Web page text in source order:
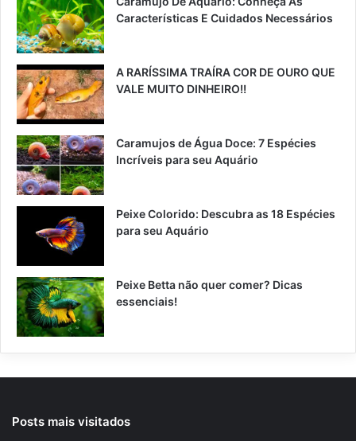
Características E Cuidados Necessários
A RARÍSSIMA TRAÍRA COR DE OURO QUE
VALE MUITO DINHEIRO!!
Caramujos de Água Doce: 7 Espécies
Incríveis para seu Aquário
Peixe Colorido: Descubra as 18 Espécies
para seu Aquário
Peixe Betta não quer comer? Dicas
essenciais!
Posts mais visitados